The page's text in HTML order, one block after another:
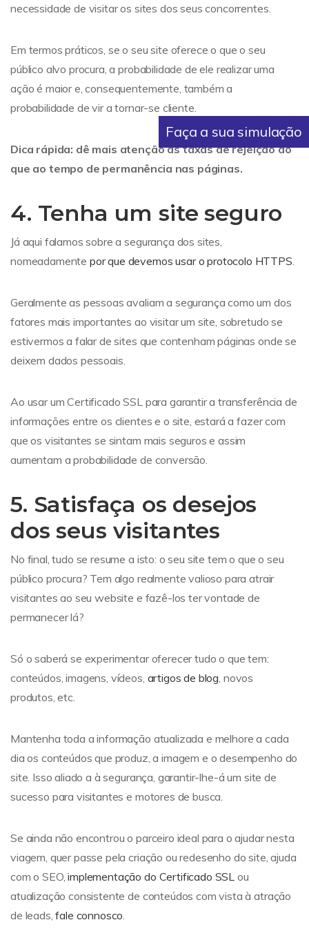
Faça a sua simulação
necessidade de visitar os sites dos seus concorrentes.
Em termos práticos, se o seu site oferece o que o seu
público alvo procura, a probabilidade de ele realizar uma
ação é maior e, consequentemente, também a
probabilidade de vir a tornar-se cliente.
Dica rápida: dê mais atenção às taxas de rejeição do
que ao tempo de permanência nas páginas.
4. Tenha um site seguro
Já aqui falamos sobre a segurança dos sites,
nomeadamente por que devemos usar o protocolo HTTPS
Geralmente as pessoas avaliam a segurança como um dos
fatores mais importantes ao visitar um site, sobretudo se
estivermos a falar de sites que contenham páginas onde se
deixem dados pessoais.
Ao usar um Certificado SSL para garantir a transferência de
informações entre os clientes e o site, estará a fazer com
que os visitantes se sintam mais seguros e assim
aumentam a probabilidade de conversão.
5. Satisfaça os desejos
dos seus visitantes
No final, tudo se resume a isto: o seu site tem o que o seu
público procura? Tem algo realmente valioso para atrair
visitantes ao seu website e fazê-los ter vontade de
permanecer lá?
Só o saberá se experimentar oferecer tudo o que tem:
conteúdos, imagens, vídeos, artigos de blog , novos
produtos, etc.
Mantenha toda a informação atualizada e melhore a cada
dia os conteúdos que produz, a imagem e o desempenho do
site. Isso aliado a à segurança, garantir-lhe-á um site de
sucesso para visitantes e motores de busca.
Se ainda não encontrou o parceiro ideal para o ajudar nesta
viagem, quer passe pela criação ou redesenho do site, ajuda
com o SEO,implementação do Certificado SSL ou
atualização consistente de conteúdos com vista à atração
de leads,fale connosco